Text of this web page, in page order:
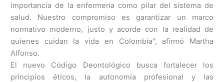
importancia de la enfermería como pilar del sistema de
salud. Nuestro compromiso es garantizar un marco
normativo moderno, justo y acorde con la realidad de
quienes cuidan la vida en Colombia”, afirmó Martha
Alfonso.
El nuevo Código Deontológico busca fortalecer los
principios éticos, la autonomía profesional y las